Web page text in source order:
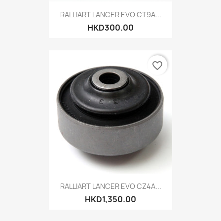
RALLIART LANCER EVO CT9A...
HKD300.00
RALLIART LANCER EVO CZ4A...
HKD1,350.00
favorite_border